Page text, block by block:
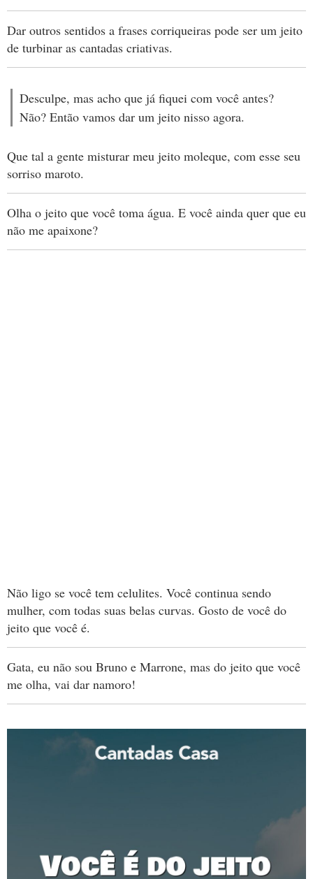
Dar outros sentidos a frases corriqueiras pode ser um jeito
de turbinar as cantadas criativas.
Desculpe, mas acho que já fiquei com você antes?
Não? Então vamos dar um jeito nisso agora.
Que tal a gente misturar meu jeito moleque, com esse seu
sorriso maroto.
Olha o jeito que você toma água. E você ainda quer que eu
não me apaixone?
Não ligo se você tem celulites. Você continua sendo
mulher, com todas suas belas curvas. Gosto de você do
jeito que você é.
Gata, eu não sou Bruno e Marrone, mas do jeito que você
me olha, vai dar namoro!